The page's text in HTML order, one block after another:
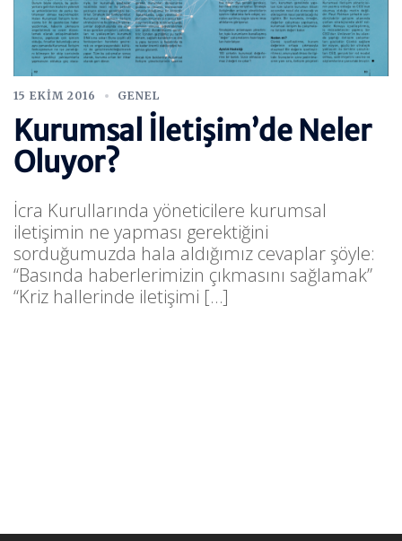
15 EKIM 2016 GENEL
Kurumsal İletişim’de Neler
Oluyor?
İcra Kurullarında yöneticilere kurumsal
iletişimin ne yapması gerektiğini
sorduğumuzda hala aldığımız cevaplar şöyle:
“Basında haberlerimizin çıkmasını sağlamak”
“Kriz hallerinde iletişimi […]